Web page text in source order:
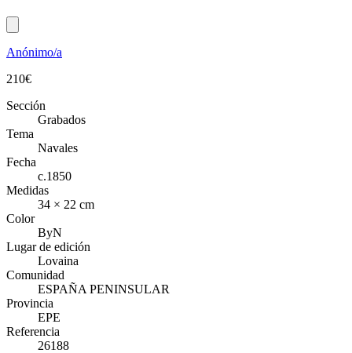
Anónimo/a
210€
Sección
Grabados
Tema
Navales
Fecha
c.1850
Medidas
34 × 22 cm
Color
ByN
Lugar de edición
Lovaina
Comunidad
ESPAÑA PENINSULAR
Provincia
EPE
Referencia
26188